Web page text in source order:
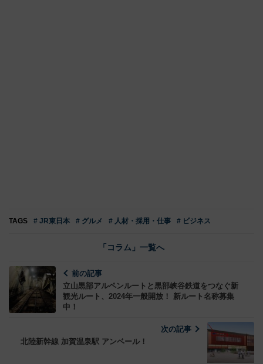
TAGS # JR東日本 # グルメ # 人材・採用・仕事 # ビジネス
「コラム」一覧へ
前の記事
立山黒部アルペンルートと黒部峡谷鉄道をつなぐ新
観光ルート、2024年一般開放！ 新ルート名称募集
中！
次の記事
北陸新幹線 加賀温泉駅 アンベール！